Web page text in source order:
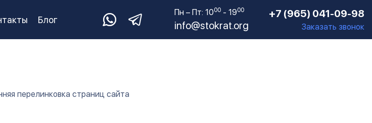
Блог
Пн – Пт: 1000 - 1900
info@stokrat.org
+7 (965) 041-09-98
Заказать звонок
перелинковка страниц сайта